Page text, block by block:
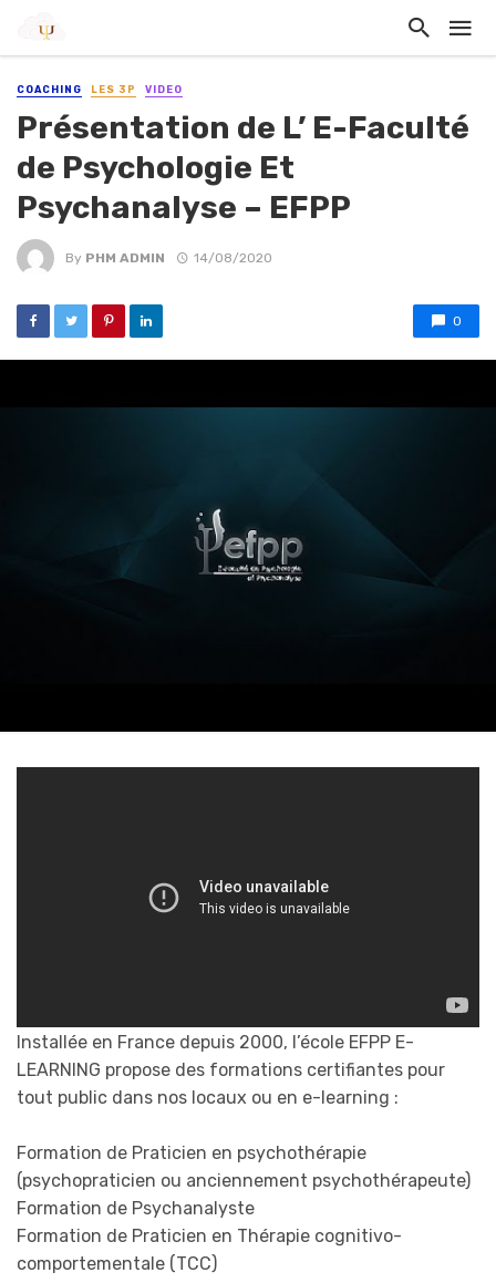
COACHING LES 3P VIDEO
Présentation de L’ E-Faculté
de Psychologie Et
Psychanalyse – EFPP
By PHM ADMIN 14/08/2020
0
Installée en France depuis 2000, l’école EFPP E-
LEARNING propose des formations certifiantes pour
tout public dans nos locaux ou en e-learning :
Formation de Praticien en psychothérapie
(psychopraticien ou anciennement psychothérapeute)
Formation de Psychanalyste
Formation de Praticien en Thérapie cognitivo-
comportementale (TCC)